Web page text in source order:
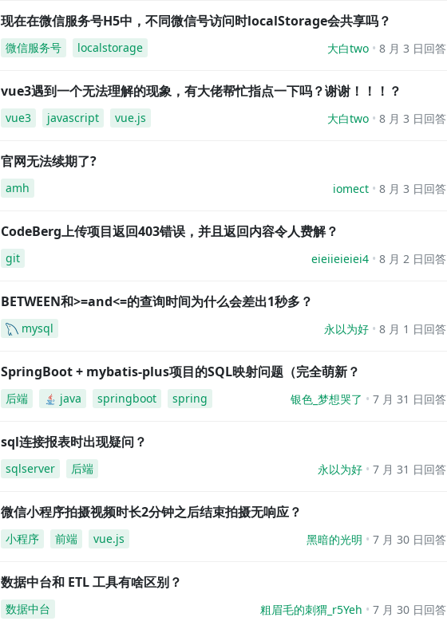
现在在微信服务号H5中，不同微信号访问时localStorage会共享吗？
微信服务号 localstorage 大白two 8 月 3 日回答
vue3遇到一个无法理解的现象，有大佬帮忙指点一下吗？谢谢！！！？
vue3 javascript vue.js 大白two 8 月 3 日回答
官网无法续期了?
amh iomect 8 月 3 日回答
CodeBerg上传项目返回403错误，并且返回内容令人费解？
git eieiieieiei4 8 月 2 日回答
BETWEEN和>=and<=的查询时间为什么会差出1秒多？
mysql 永以为好 8 月 1 日回答
SpringBoot + mybatis-plus项目的SQL映射问题（完全萌新？
后端 java springboot spring 银色_梦想哭了 7 月 31 日回答
sql连接报表时出现疑问？
sqlserver 后端 永以为好 7 月 31 日回答
微信小程序拍摄视频时长2分钟之后结束拍摄无响应？
小程序 前端 vue.js 黑暗的光明 7 月 30 日回答
数据中台和 ETL 工具有啥区别？
数据中台 粗眉毛的刺猬_r5Yeh 7 月 30 日回答